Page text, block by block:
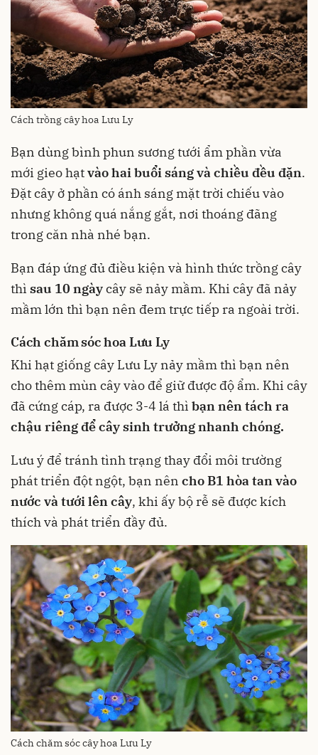
Cách trồng cây hoa Lưu Ly
Bạn dùng bình phun sương tưới ẩm phần vừa
mới gieo hạtvào hai buổi sáng và chiều đều đặn.
Đặt cây ở phần có ánh sáng mặt trời chiếu vào
nhưng không quá nắng gắt, nơi thoáng đãng
trong căn nhà nhé bạn.
Bạn đáp ứng đủ điều kiện và hình thức trồng cây
thì sau 10 ngàycây sẽ nảy mầm. Khi cây đã nảy
mầm lớn thì bạn nên đem trực tiếp ra ngoài trời.
Cách chăm sóc hoa Lưu Ly
Khi hạt giống cây Lưu Ly nảy mầm thì bạn nên
cho thêm mùn cây vào để giữ được độ ẩm. Khi cây
đã cứng cáp, ra được 3-4 lá thì bạn nên tách ra
chậu riêng để cây sinh trưởng nhanh chóng.
Lưu ý để tránh tình trạng thay đổi môi trường
phát triển đột ngột, bạn nên cho B1 hòa tan vào
nước và tưới lên cây, khi ấy bộ rễ sẽ được kích
thích và phát triển đầy đủ.
Cách chăm sóc cây hoa Lưu Ly